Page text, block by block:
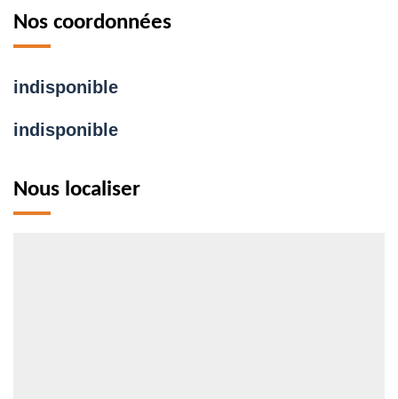
Nos coordonnées
indisponible
indisponible
Nous localiser